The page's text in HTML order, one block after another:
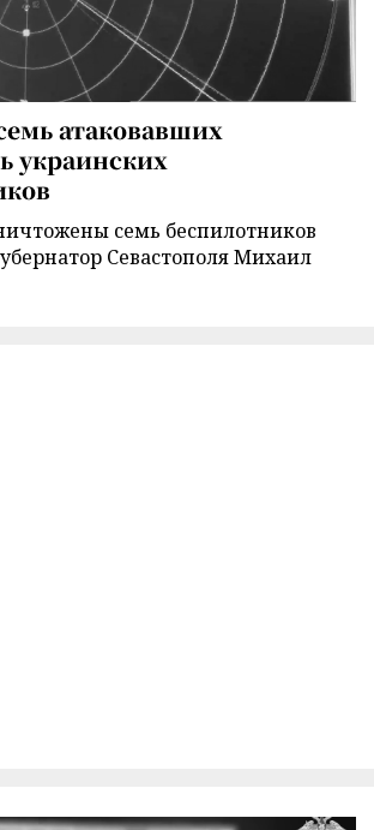
атаковавших
украинских
семь беспилотников
Севастополя Михаил